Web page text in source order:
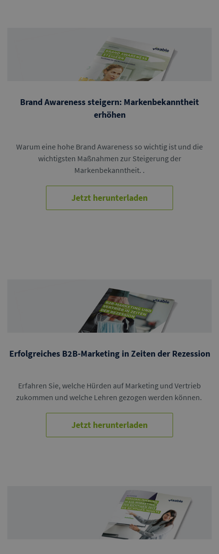
Brand Awareness steigern: Markenbekanntheit
erhöhen
Warum eine hohe Brand Awareness so wichtig ist und die
wichtigsten Maßnahmen zur Steigerung der
Markenbekanntheit. .
Jetzt herunterladen
Erfolgreiches B2B-Marketing in Zeiten der Rezession
Erfahren Sie, welche Hürden auf Marketing und Vertrieb
zukommen und welche Lehren gezogen werden können.
Jetzt herunterladen